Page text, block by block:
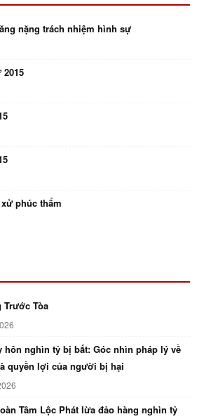
nặng trách nhiệm hình sự
phúc thẩm
Trước Tòa
hôn nghìn tỷ bị bắt: Góc nhìn pháp lý về
quyền lợi của người bị hại
Tâm Lộc Phát lừa đảo hàng nghìn tỷ